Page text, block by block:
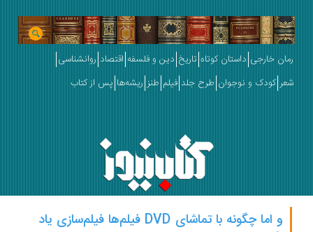
خارجی داستان کوتاه تاریخ دین و فلسفه اقتصاد روانشناسی
کودک و نوجوان طرح جلد فیلم طنز ریشه‌ها پس از کتاب
و اما چگونه با تماشای DVD فيلم‌ها فيلم‌سازی ياد